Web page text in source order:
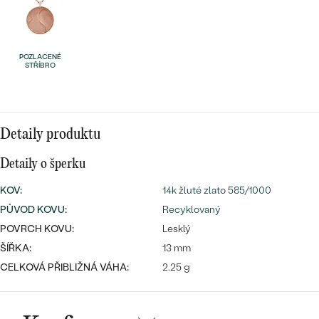
Wave kolekce
PROHLÉDNOUT
PODLE TVARU KAMENE
NA MÍRU
Personalizované
Nejprodávanější
prsteny
POZLACENÉ
STŘÍBRO
Detaily produktu
Detaily o šperku
KOV:
14k žluté zlato 585/1000
PŮVOD KOVU:
Recyklovaný
POVRCH KOVU:
Lesklý
ŠÍŘKA:
13 mm
CELKOVÁ PŘIBLIŽNÁ VÁHA:
2.25 g